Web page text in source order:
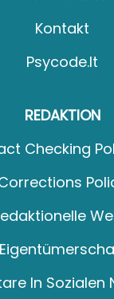
Kontakt
Psycode.it
REDAKTION
Checking
In Sozialen